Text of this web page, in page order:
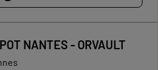
NANTES - ORVAULT